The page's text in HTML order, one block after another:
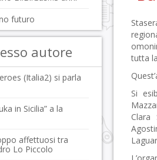
tutta
Si
Clara
futuro
autore
(Italia2) si parla
in Sicilia” a la
affettuosi tra
Lo Piccolo